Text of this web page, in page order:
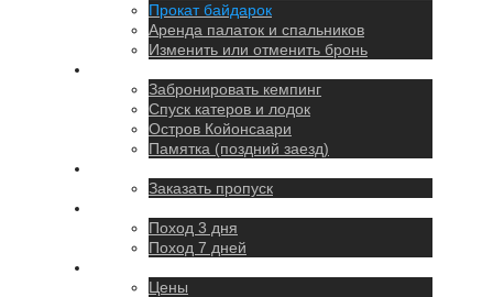
Прокат байдарок
Аренда палаток и спальников
Изменить или отменить бронь
Забронировать кемпинг
Спуск катеров и лодок
Остров Койонсаари
Памятка (поздний заезд)
Заказать пропуск
Поход 3 дня
Поход 7 дней
Цены